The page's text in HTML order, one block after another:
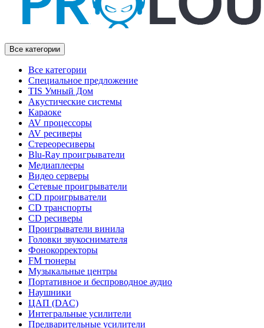
Все категории
Все категории
Специальное предложение
TIS Умный Дом
Акустические системы
Караоке
AV процессоры
AV ресиверы
Стереоресиверы
Blu-Ray проигрыватели
Медиаплееры
Видео серверы
Сетевые проигрыватели
CD проигрыватели
CD транспорты
CD ресиверы
Проигрыватели винила
Головки звукоснимателя
Фонокорректоры
FM тюнеры
Музыкальные центры
Портативное и беспроводное аудио
Наушники
ЦАП (DAC)
Интегральные усилители
Предварительные усилители